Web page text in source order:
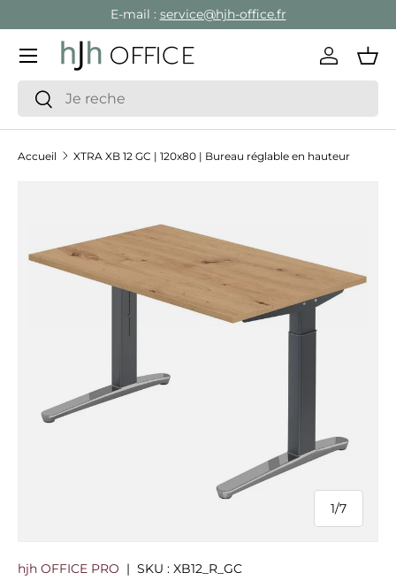
Aller au contenu
E-mail : service@hjh-office.fr
Recherche
Rechercher
Se
Menu
Accueil XTRA XB 12 GC | 120x80 | Bureau réglable en hauteur
1/
de
7
hjh OFFICE PRO | SKU : XB12_R_GC